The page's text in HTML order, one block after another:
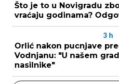
Što je to u Novigradu
vraćaju godinama?
3 h
Orlić nakon pucnjave
Vodnjanu: "U našem
nasilnike"